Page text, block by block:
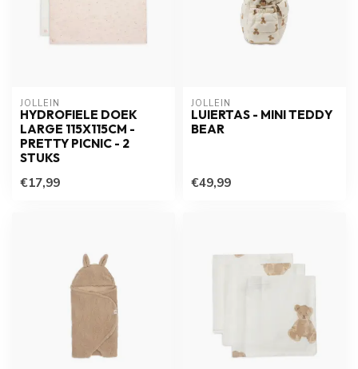
JOLLEIN
HYDROFIELE DOEK
LARGE 115X115CM -
PRETTY PICNIC - 2
STUKS
€17,99
JOLLEIN
LUIERTAS - MINI TEDDY
BEAR
€49,99